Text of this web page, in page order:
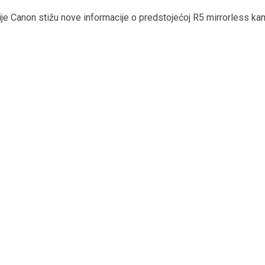
Canon stižu nove informacije o predstojećoj R5 mirrorless